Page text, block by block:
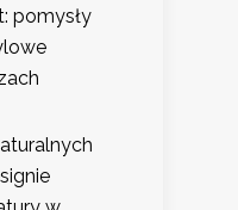
pomysły